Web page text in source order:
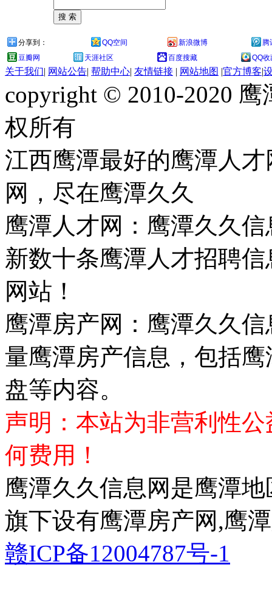
分享到： QQ空间 新浪微博
腾
豆瓣网
天涯社区 百度搜藏 QQ收
关于我们| 网站公告| 帮助中心| 友情链接 | 网站地图 |官方博客|
copyright © 2010-2020
权所有
江西鹰潭最好的鹰潭人
网，尽在鹰潭久久
鹰潭人才网：鹰潭久久
新数十条鹰潭人才招聘
网站！
鹰潭房产网：鹰潭久久
量鹰潭房产信息，包括
盘等内容。
声明：本站为非营利性
何费用！
鹰潭久久信息网是鹰潭
旗下设有鹰潭房产网,鹰
赣ICP备12004787号-1